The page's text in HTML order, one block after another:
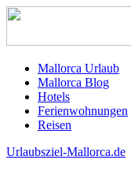
Mallorca Urlaub
Mallorca Blog
Hotels
Ferienwohnungen
Reisen
Urlaubsziel-Mallorca.de